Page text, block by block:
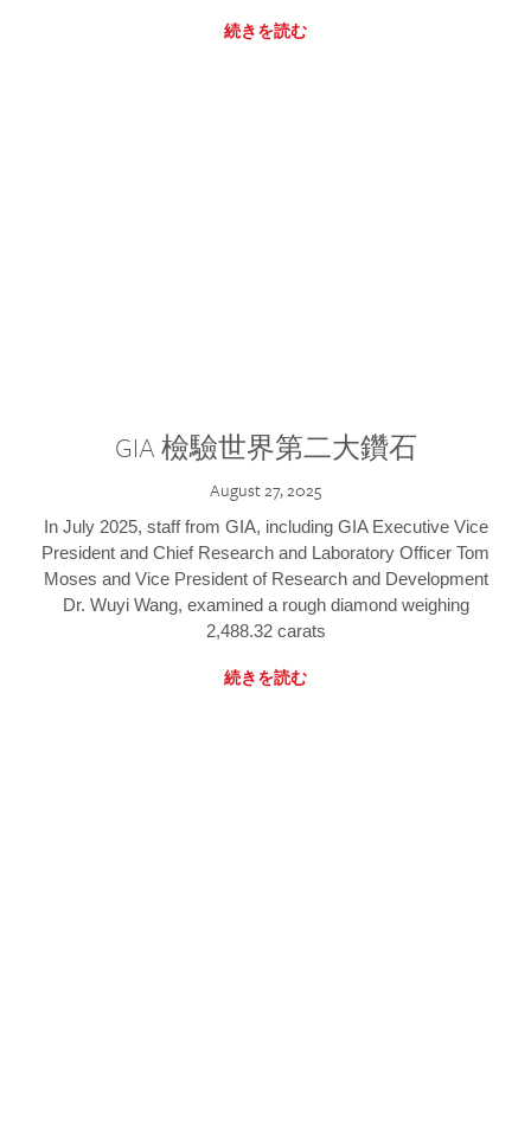
続きを読む
GIA 檢驗世界第二大鑽石
August 27, 2025
In July 2025, staff from GIA, including GIA Executive Vice
President and Chief Research and Laboratory Officer Tom
Moses and Vice President of Research and Development
Dr. Wuyi Wang, examined a rough diamond weighing
2,488.32 carats
続きを読む